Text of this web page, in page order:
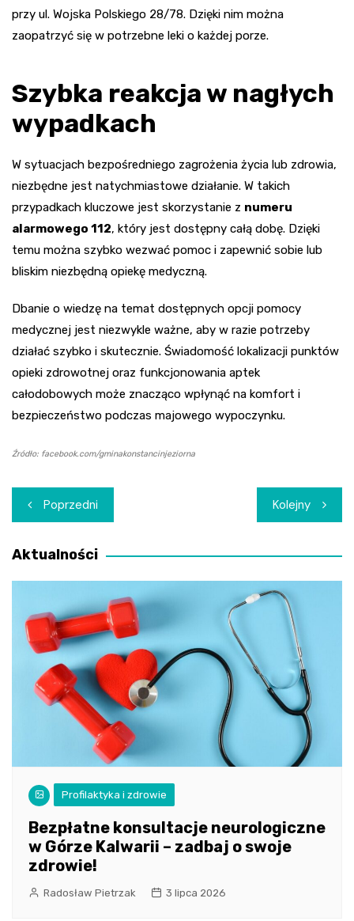
przy ul. Wojska Polskiego 28/78. Dzięki nim można
zaopatrzyć się w potrzebne leki o każdej porze.
Szybka reakcja w nagłych
wypadkach
W sytuacjach bezpośredniego zagrożenia życia lub zdrowia,
niezbędne jest natychmiastowe działanie. W takich
przypadkach kluczowe jest skorzystanie z numeru
alarmowego 112, który jest dostępny całą dobę. Dzięki
temu można szybko wezwać pomoc i zapewnić sobie lub
bliskim niezbędną opiekę medyczną.
Dbanie o wiedzę na temat dostępnych opcji pomocy
medycznej jest niezwykle ważne, aby w razie potrzeby
działać szybko i skutecznie. Świadomość lokalizacji punktów
opieki zdrowotnej oraz funkcjonowania aptek
całodobowych może znacząco wpłynąć na komfort i
bezpieczeństwo podczas majowego wypoczynku.
Źródło: facebook.com/gminakonstancinjeziorna
Nawigacja
wpisu
Poprzedni Kolejny
Aktualności
Profilaktyka i zdrowie
Bezpłatne konsultacje neurologiczne
w Górze Kalwarii – zadbaj o swoje
zdrowie!
Radosław Pietrzak 3 lipca 2026